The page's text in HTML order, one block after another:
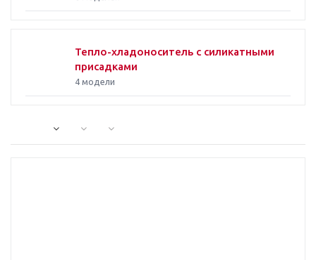
Тепло-хладоноситель с силикатными
присадками
4 модели